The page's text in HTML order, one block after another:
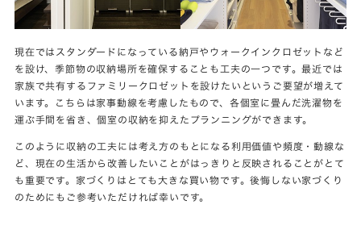
現在ではスタンダードになっている納戸やウォークインクロゼットなど
を設け、季節物の収納場所を確保することも工夫の一つです。最近では
家族で共有するファミリークロゼットを設けたいというご要望が増えて
います。こちらは家事動線を考慮したもので、各個室に畳んだ洗濯物を
運ぶ手間を省き、個室の収納を抑えたプランニングができます。
このように収納の工夫には考え方のもとになる利用価値や頻度・動線な
ど、現在の生活から改善したいことがはっきりと反映されることがとて
も重要です。家づくりはとても大きな買い物です。後悔しない家づくり
のためにもご参考いただければ幸いです。